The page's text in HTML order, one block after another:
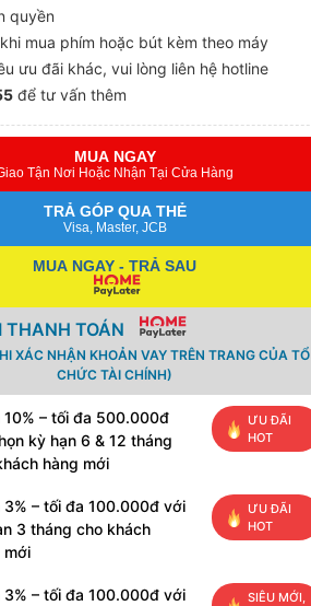
quyền
mua phím hoặc bút kèm theo máy
ưu đãi khác, vui lòng liên hệ hotline
để tư vấn thêm
MUA NGAY
Tận Nơi Hoặc Nhận Tại Cửa Hàng
TRẢ GÓP QUA THẺ
Visa, Master, JCB
MUA NGAY - TRẢ SAU
TOÁN
XÁC NHẬN KHOẢN VAY TRÊN TRANG CỦA TỔ
CHỨC TÀI CHÍNH)
10% – tối đa 500.000đ
kỳ hạn 6 & 12 tháng
hàng mới
ƯU ĐÃI
HOT
3% – tối đa 100.000đ với
3 tháng cho khách
mới
ƯU ĐÃI
HOT
3% – tối đa 100.000đ với
SIÊU MỚI,